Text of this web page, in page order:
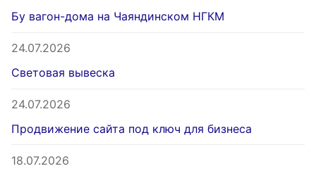
Бу вагон-дома на Чаяндинском НГКМ
24.07.2026
Световая вывеска
24.07.2026
Продвижение сайта под ключ для бизнеса
18.07.2026